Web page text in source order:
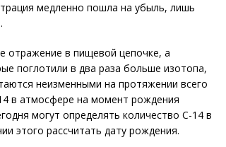
медленно пошла на убыль, лишь
отражение в пищевой цепочке, а
поглотили в два раза больше изотопа,
неизменными на протяжении всего
в атмосфере на момент рождения
могут определять количество С-14 в
этого рассчитать дату рождения.